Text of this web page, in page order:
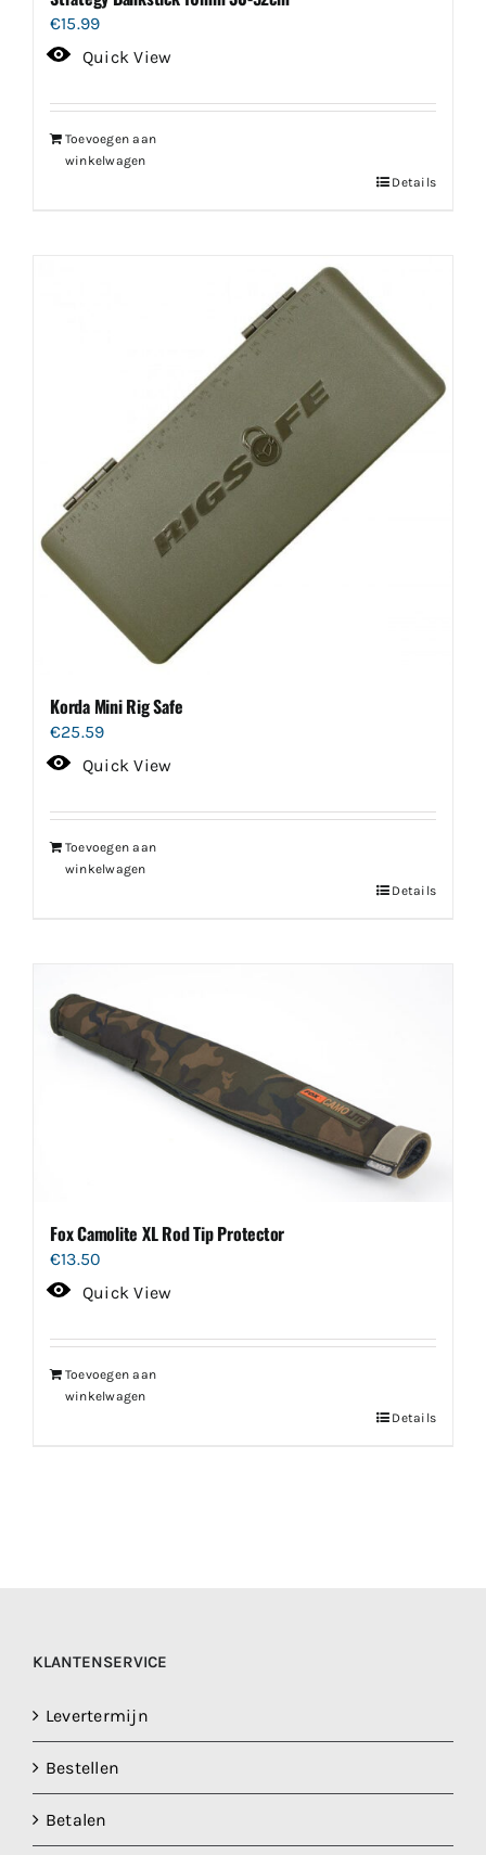
€15.99
Quick View
Toevoegen aan
winkelwagen
Details
Korda Mini Rig Safe
€25.59
Quick View
Toevoegen aan
winkelwagen
Details
Fox Camolite XL Rod Tip Protector
€13.50
Quick View
Toevoegen aan
winkelwagen
Details
KLANTENSERVICE
Levertermijn
Bestellen
Betalen